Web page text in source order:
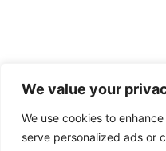
We value your
We use cookies to
serve personalized ads or